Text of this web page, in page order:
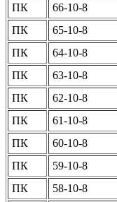
ПК
66-10-8
ПК
65-10-8
ПК
64-10-8
ПК
63-10-8
ПК
62-10-8
ПК
61-10-8
ПК
60-10-8
ПК
59-10-8
ПК
58-10-8